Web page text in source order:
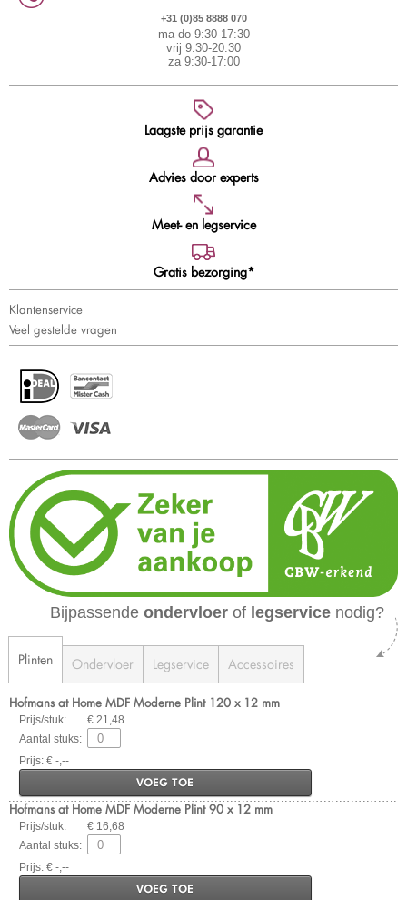
+31 (0)85 8888 070
ma-do 9:30-17:30
vrij 9:30-20:30
za 9:30-17:00
Laagste prijs garantie
Advies door experts
Meet- en legservice
Gratis bezorging*
Klantenservice
Veel gestelde vragen
Bijpassende ondervloer of legservice nodig?
Plinten Ondervloer Legservice Accessoires
Hofmans at Home MDF Moderne Plint 120 x 12 mm
Prijs/stuk:
€ 21,48
Aantal stuks:
Prijs: € -,--
VOEG TOE
Hofmans at Home MDF Moderne Plint 90 x 12 mm
Prijs/stuk:
€ 16,68
Aantal stuks:
Prijs: € -,--
VOEG TOE